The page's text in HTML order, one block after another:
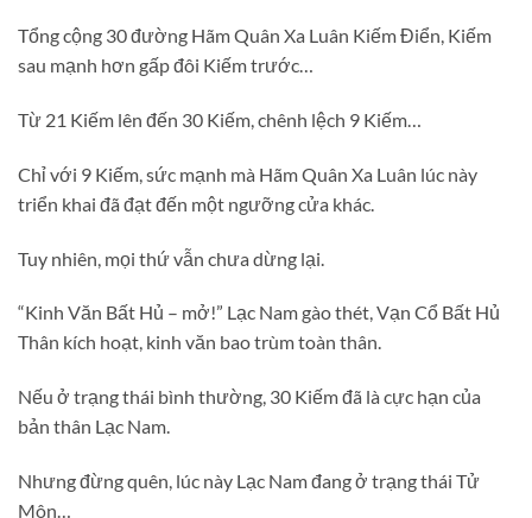
Tổng cộng 30 đường Hãm Quân Xa Luân Kiếm Điển, Kiếm
sau mạnh hơn gấp đôi Kiếm trước…
Từ 21 Kiếm lên đến 30 Kiếm, chênh lệch 9 Kiếm…
Chỉ với 9 Kiếm, sức mạnh mà Hãm Quân Xa Luân lúc này
triển khai đã đạt đến một ngưỡng cửa khác.
Tuy nhiên, mọi thứ vẫn chưa dừng lại.
“Kinh Văn Bất Hủ – mở!” Lạc Nam gào thét, Vạn Cổ Bất Hủ
Thân kích hoạt, kinh văn bao trùm toàn thân.
Nếu ở trạng thái bình thường, 30 Kiếm đã là cực hạn của
bản thân Lạc Nam.
Nhưng đừng quên, lúc này Lạc Nam đang ở trạng thái Tử
Môn…